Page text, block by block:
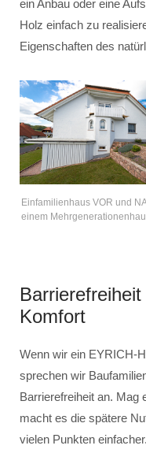
ein Anbau oder eine
Holz einfach zu
Eigenschaften des
Einfamilienhaus VOR und
einem
Komfort
Wenn wir ein EYRICH-
sprechen wir
Barrierefreiheit an. Mag
macht es die spätere
vielen Punkten einfacher.